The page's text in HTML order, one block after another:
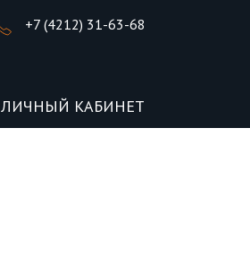
+7 (4212) 31-63-68
ЛИЧНЫЙ КАБИНЕТ